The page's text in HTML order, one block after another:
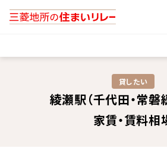
貸したい
綾瀬駅（千代田・常磐
家賃・賃料相